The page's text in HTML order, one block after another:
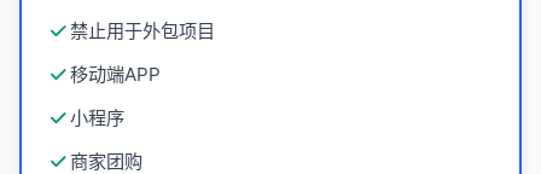
禁止用于外包项目
移动端APP
小程序
商家团购